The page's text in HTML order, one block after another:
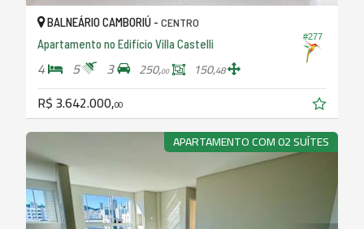
#277
BALNEÁRIO CAMBORIÚ - CENTRO
Apartamento no Edifício Villa Castelli
4 5 3 250,00 150,48
R$ 3.642.000,00
APARTAMENTO COM 02 SUÍTES